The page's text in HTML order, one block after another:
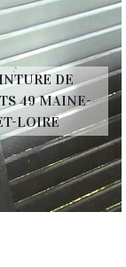
DE
49 MAINE-
LOIRE